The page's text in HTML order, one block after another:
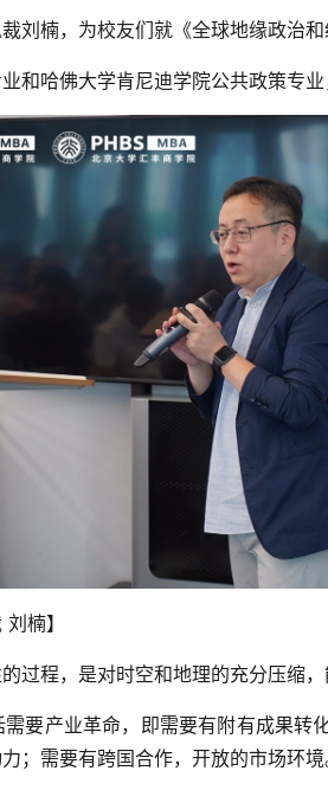
刘楠，为校友们就《全球地缘政治
和哈佛大学肯尼迪学院公共政策专
楠】
过程，是对时空和地理的充分压缩
要产业革命，即需要有附有成果转
；需要有跨国合作，开放的市场环境